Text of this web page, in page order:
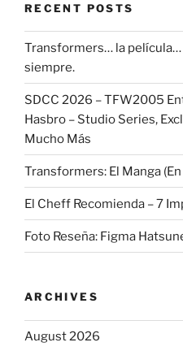
RECENT POSTS
Transformers… la película…
siempre.
SDCC 2026 – TFW2005
Hasbro – Studio Series,
Mucho Más
Transformers: El Manga
El Cheff Recomienda – 7
Foto Reseña: Figma
ARCHIVES
August 2026